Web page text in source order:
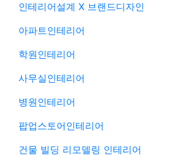
인테리어설계 X 브랜드디자인
아파트인테리어
학원인테리어
사무실인테리어
병원인테리어
팝업스토어인테리어
건물 빌딩 리모델링 인테리어